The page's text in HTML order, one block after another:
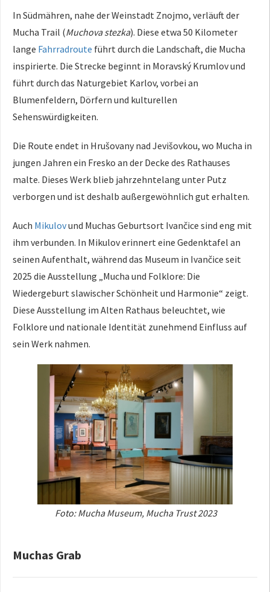
In Südmähren, nahe der Weinstadt Znojmo, verläuft der
Mucha Trail (Muchova stezka). Diese etwa 50 Kilometer
lange Fahrradroute führt durch die Landschaft, die Mucha
inspirierte. Die Strecke beginnt in Moravský Krumlov und
führt durch das Naturgebiet Karlov, vorbei an
Blumenfeldern, Dörfern und kulturellen
Sehenswürdigkeiten.
Die Route endet in Hrušovany nad Jevišovkou, wo Mucha in
jungen Jahren ein Fresko an der Decke des Rathauses
malte. Dieses Werk blieb jahrzehntelang unter Putz
verborgen und ist deshalb außergewöhnlich gut erhalten.
Auch Mikulovund Muchas Geburtsort Ivančice sind eng mit
ihm verbunden. In Mikulov erinnert eine Gedenktafel an
seinen Aufenthalt, während das Museum in Ivančice seit
2025 die Ausstellung „Mucha und Folklore: Die
Wiedergeburt slawischer Schönheit und Harmonie“ zeigt.
Diese Ausstellung im Alten Rathaus beleuchtet, wie
Folklore und nationale Identität zunehmend Einfluss auf
sein Werk nahmen.
Foto: Mucha Museum, Mucha Trust 2023
Muchas Grab